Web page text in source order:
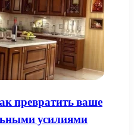
превратить ваше
усилиями